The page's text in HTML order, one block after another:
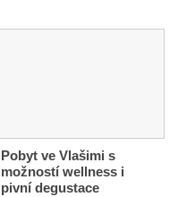
Pobyt ve Vlašimi s
možností wellness i
pivní degustace